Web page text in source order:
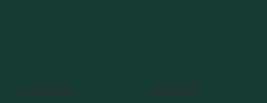
BLACKROOT ALGABOOST